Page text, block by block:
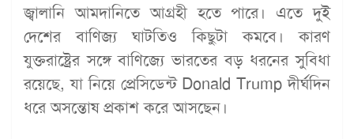
জ্বালানি আমদানিতে আগ্রহী হতে পারে। এতে দুই
দেশের বাণিজ্য ঘাটতিও কিছুটা কমবে। কারণ
যুক্তরাষ্ট্রের সঙ্গে বাণিজ্যে ভারতের বড় ধরনের সুবিধা
রয়েছে, যা নিয়ে প্রেসিডেন্ট Donald Trump দীর্ঘদিন
ধরে অসন্তোষ প্রকাশ করে আসছেন।